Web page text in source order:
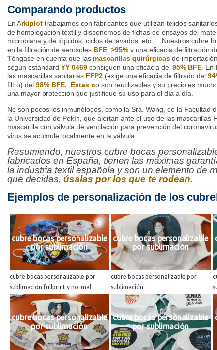
Comparando productos
En Arkiplot trabajamos con fabricantes que utilizan tejidos
de homologación textil y disponemos de fichas de ensayos del
microbiana y de líquidos, ciclos de lavados, etc… Nuestros cubre
en la filtración de aerosoles BFE >95% y una eficacia de filtración
Téngase en cuenta que las mascarillas quirúrgicas de
según estándard YY 0469 consiguen una eficacia del 95% BFE .
las mascarillas sanitarias FFP2 (exige una eficacia de filtrado del
filtro) del 98% BFE. Éstas no son reutilizables y su precio es
una mayor protección que justifique su uso para el día a día.
No son pocos los inmunólogos, como la Sra. Wang, de la Facultad
la Universidad de Pekín, que alertan ante el uso de las mascarillas
mascarilla con válvula de ventilación para prevención del
virus se acumule localmente en la válvula.
Resumiendo, nuestros cubre bocas
fabricados en España, tienen las máximas
la industria textil española y son un elemento de
que decidas, úsalas por los que te rodean.
Ejemplos de personalización de los
cubre bocas personalizable
por sublimación
cubre bocas personalizable por
sublimación fullprint y normal
cubre bocas personalizable
por sublimación
cubre bocas personalizable por
sublimación
cubre bocas personalizable
por sublimación
cubre bocas personalizable
por sublimación